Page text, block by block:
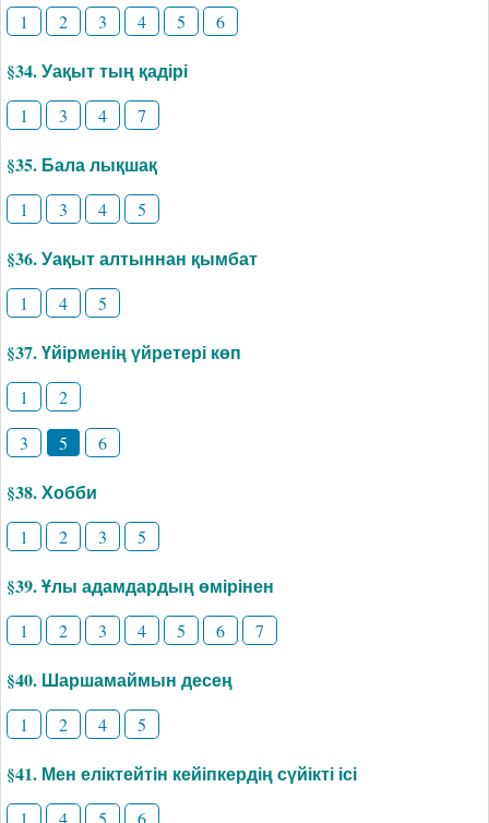
1 2 3 4 5 6
§34. Уақыт тың қадірі
1 3 4 7
§35. Бала лықшақ
1 3 4 5
§36. Уақыт алтыннан қымбат
1 4 5
§37. Үйірменің үйретері көп
1
2
3
5 6
§38. Хобби
1 2 3 5
§39. Ұлы адамдардың өмірінен
1 2 3 4 5 6 7
§40. Шаршамаймын десең
1 2 4 5
§41. Мен еліктейтін кейіпкердің сүйікті ісі
1 4 5 6